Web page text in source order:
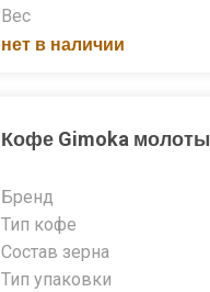
Вес
нет в наличии
Кофе Gimoka
Бренд
Тип кофе
Состав зерна
Тип упаковки